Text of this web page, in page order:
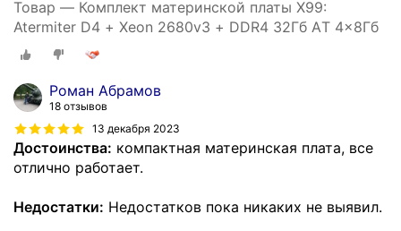
Товар — Комплект материнской платы X99:
Atermiter D4 + Xeon 2680v3 + DDR4 32Гб AТ 4x8Гб
Роман Абрамов
18 отзывов
13 декабря 2023
Достоинства: компактная материнская плата, все
отлично работает.
Недостатки: Недостатков пока никаких не выявил.